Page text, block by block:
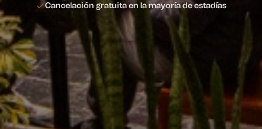
Cancelación gratuita en la mayoría de estadías